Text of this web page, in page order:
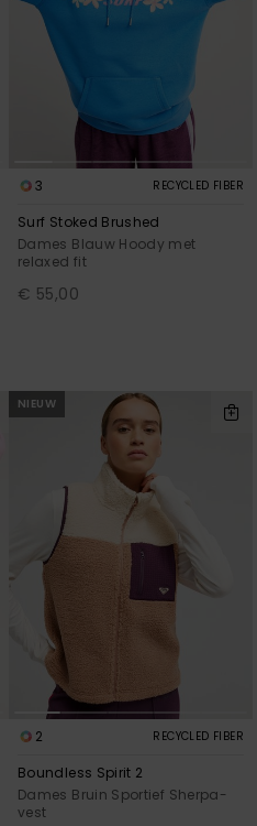
3 RECYCLED FIBER
Surf Stoked Brushed
Dames Blauw Hoody met
relaxed fit
€ 55,00
NIEUW
2 RECYCLED FIBER
Boundless Spirit 2
Dames Bruin Sportief Sherpa-
vest